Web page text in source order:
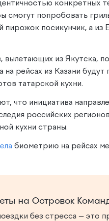
конкретных
смогут попробовать
посикунчик, а из
вылетающих из Якутска,
рейсах из Казани будут
татарской кухни.
что инициатива
российских
кухни страны.
биометрию на рейсах
на Островок
без стресса — это